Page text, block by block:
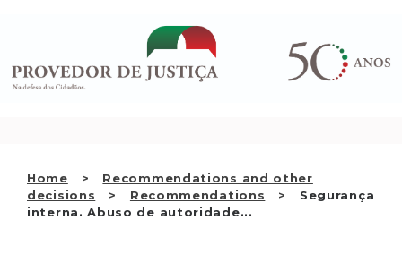
conteúdo
Home
Recommendations and other
decisions
Recommendations
Segurança
interna. Abuso de autoridade...
WHO WE ARE
THE OMBUDSMAN AS
NATIONAL HUMAN RIGHTS
EN